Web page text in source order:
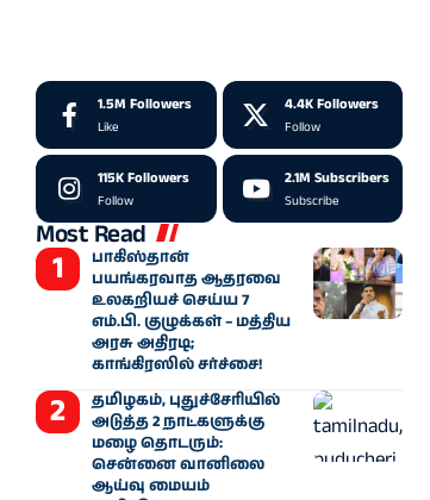
1.5M Followers
Like
4.4K Followers
Follow
115K Followers
Follow
2.1M Subscribers
Subscribe
Most Read
பாகிஸ்தான்
பயங்கரவாத ஆதரவை
உலகறியச் செய்ய 7
எம்.பி. குழுக்கள் – மத்திய
அரசு அதிரடி;
காங்கிரஸில் சர்ச்சை!
தமிழகம், புதுச்சேரியில்
அடுத்த 2 நாட்களுக்கு
மழை தொடரும்:
சென்னை வானிலை
ஆய்வு மையம்